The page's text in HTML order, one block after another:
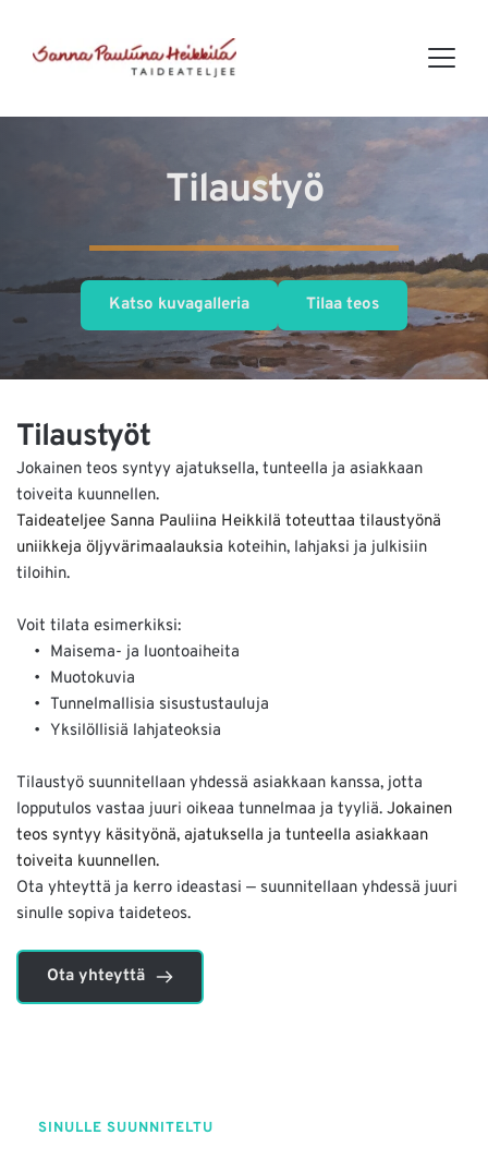
Tilaustyö
Katso kuvagalleria Tilaa teos
Tilaustyöt
Jokainen teos syntyy ajatuksella, tunteella ja asiakkaan
toiveita kuunnellen.
Taideateljee Sanna Pauliina Heikkilä toteuttaa tilaustyönä
uniikkeja öljyvärimaalauksia koteihin, lahjaksi ja julkisiin
tiloihin.
Voit tilata esimerkiksi:
Maisema- ja luontoaiheita
Muotokuvia
Tunnelmallisia sisustustauluja
Yksilöllisiä lahjateoksia
Tilaustyö suunnitellaan yhdessä asiakkaan kanssa, jotta
lopputulos vastaa juuri oikeaa tunnelmaa ja tyyliä. Jokainen
teos syntyy käsityönä, ajatuksella ja tunteella asiakkaan
toiveita kuunnellen.
Ota yhteyttä ja kerro ideastasi — suunnitellaan yhdessä juuri
sinulle sopiva taideteos.
Ota yhteyttä
SINULLE SUUNNITELTU